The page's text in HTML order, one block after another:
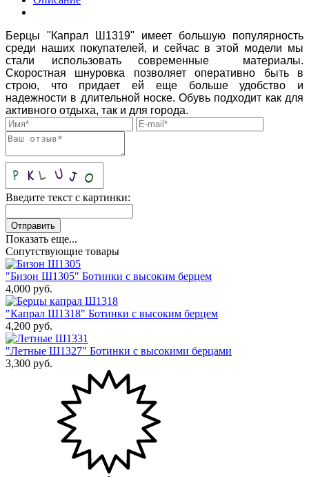
Берцы "Капрал Ш1319" имеет большую популярность
среди наших покупателей, и сейчас в этой модели мы
стали использовать современные материалы.
Скоростная шнуровка позволяет оперативно быть в
строю, что придает ей еще больше удобство и
надежности в длительной носке. Обувь подходит как для
активного отдыха, так и для города.
Введите текст с картинки:
Показать еще...
Сопутствующие товары
"Бизон Ш1305" Ботинки с высоким берцем
4,000 руб.
"Капрал Ш1318" Ботинки с высоким берцем
4,200 руб.
"Летные Ш1327" Ботинки с высокими берцами
3,300 руб.